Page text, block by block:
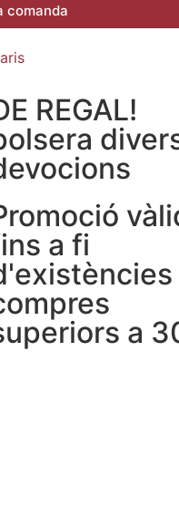
comanda
REGAL!
a fi
a